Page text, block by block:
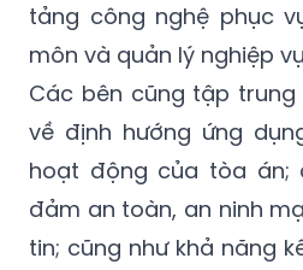
tảng công nghệ phục
môn và quản lý nghiệp
Các bên cũng tập
về định hướng ứng
hoạt động của tòa án;
đảm an toàn, an ninh
tin; cũng như khả năng